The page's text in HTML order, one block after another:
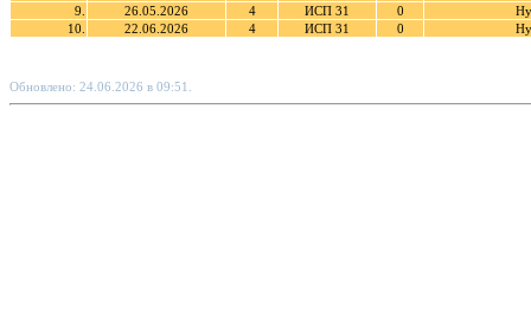
9.
26.05.2026 4 ИСП 31 0
10.
22.06.2026 4 ИСП 31 0
Обновлено: 24.06.2026 в 09:51.